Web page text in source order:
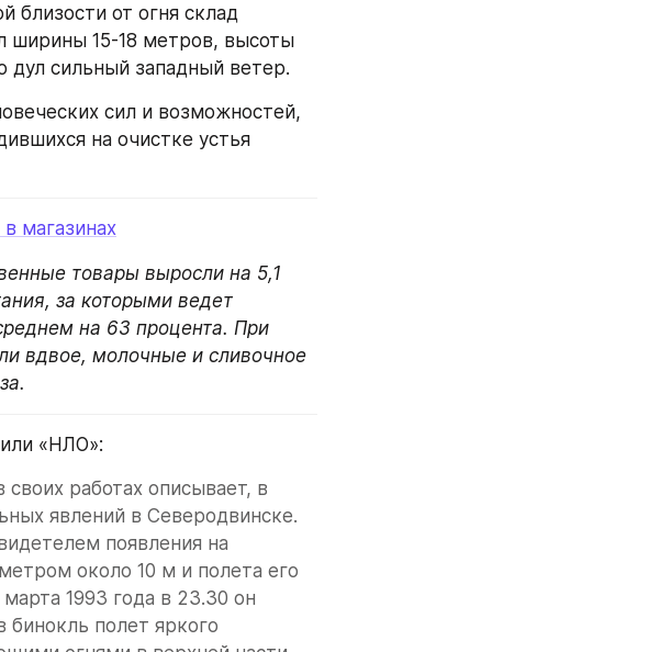
близости от огня склад
ширины 15-18 метров, высоты
дул сильный западный ветер.
сил и возможностей,
на очистке устья
магазинах
товары выросли на 5,1
за которыми ведет
на 63 процента. При
вдвое, молочные и сливочное
«НЛО»:
работах описывает, в
явлений в Северодвинске.
появления на
около 10 м и полета его
1993 года в 23.30 он
полет яркого